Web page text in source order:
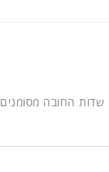
שדות החובה מסומנים